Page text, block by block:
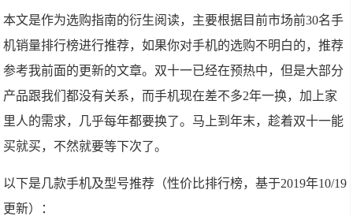
本文是作为选购指南的衍生阅读，主要根据目前市场前30名手
机销量排行榜进行推荐，如果你对手机的选购不明白的，推荐
参考我前面的更新的文章。双十一已经在预热中，但是大部分
产品跟我们都没有关系，而手机现在差不多2年一换，加上家
里人的需求，几乎每年都要换了。马上到年末，趁着双十一能
买就买，不然就要等下次了。
以下是几款手机及型号推荐（性价比排行榜，基于2019年10/19
更新）：